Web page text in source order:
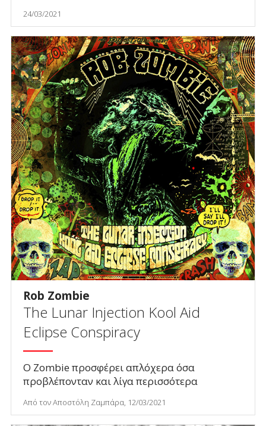
24/03/2021
Rob Zombie
The Lunar Injection Kool Aid
Eclipse Conspiracy
Ο Zombie προσφέρει απλόχερα όσα
προβλέπονταν και λίγα περισσότερα
Από τον Αποστόλη Ζαμπάρα, 12/03/2021